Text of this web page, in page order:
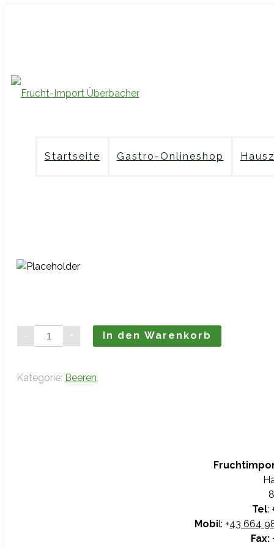
Startseite Gastro-Onlineshop
-
Erdbeeren
x
+ In den Warenkorb
Kategorie: Beeren.
Tel:
Mobil: +43 664
Fax: